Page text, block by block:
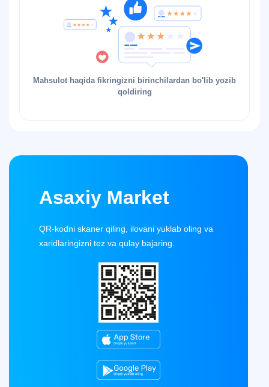
Mahsulot haqida fikringizni birinchilardan bo'lib yozib
qoldiring
Asaxiy Market
QR-kodni skaner qiling, ilovani yuklab oling va
xaridlaringizni tez va qulay bajaring.